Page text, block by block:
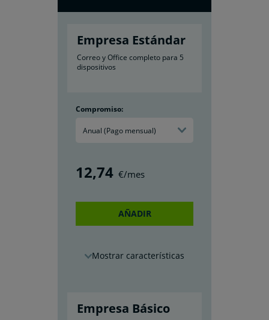
Empresa Estándar
Correo y Office completo para 5
dispositivos
Compromiso:
Anual (Pago mensual)
12,74 €/mes
AÑADIR
características
Empresa Básico